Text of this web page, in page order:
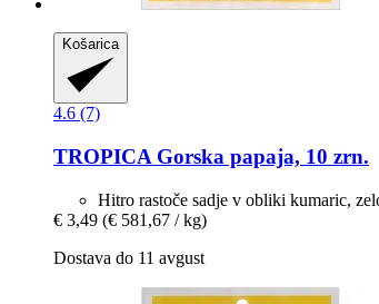
Košarica
4.6 (7)
TROPICA Gorska papaja, 10 zrn.
Hitro rastoče sadje v obliki kumaric,
€ 3,49 (€ 581,67 / kg)
Dostava do 11 avgust